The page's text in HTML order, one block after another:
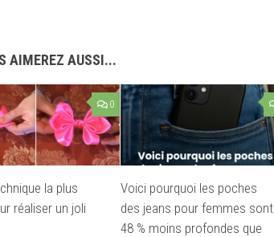
AIMEREZ AUSSI...
0
la plus
réaliser un joli
Voici pourquoi les poches
des jeans pour femmes sont
48 % moins profondes que